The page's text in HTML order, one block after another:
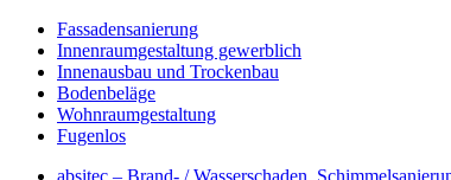
Fassadensanierung
Innenraumgestaltung gewerblich
Innenausbau und Trockenbau
Bodenbeläge
Wohnraumgestaltung
Fugenlos
absitec – Brand- / Wasserschaden,